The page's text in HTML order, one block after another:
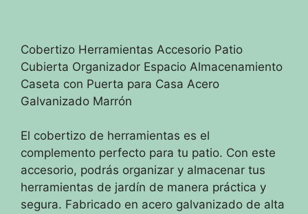
Cobertizo Herramientas Accesorio Patio
Cubierta Organizador Espacio Almacenamiento
Caseta con Puerta para Casa Acero
Galvanizado Marrón
El cobertizo de herramientas es el
complemento perfecto para tu patio. Con este
accesorio, podrás organizar y almacenar tus
herramientas de jardín de manera práctica y
segura. Fabricado en acero galvanizado de alta